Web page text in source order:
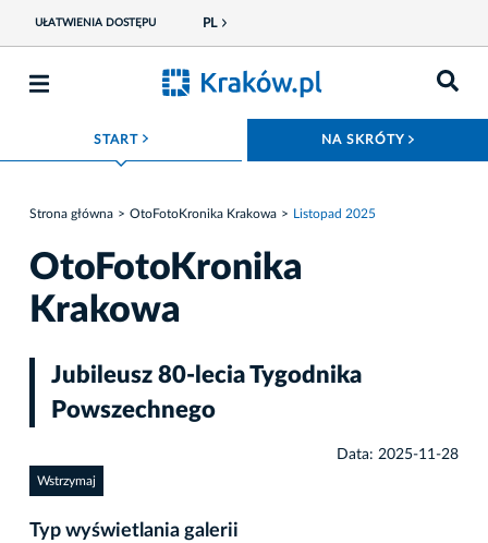
UŁATWIENIA DOSTĘPU PL
START ROZWIŃ MENU NA SKRÓTY
Strona główna OtoFotoKronika Krakowa Listopad 2025
OtoFotoKronika
Krakowa
Jubileusz 80-lecia Tygodnika
Powszechnego
Data: 2025-11-28
Wstrzymaj
Typ wyświetlania galerii